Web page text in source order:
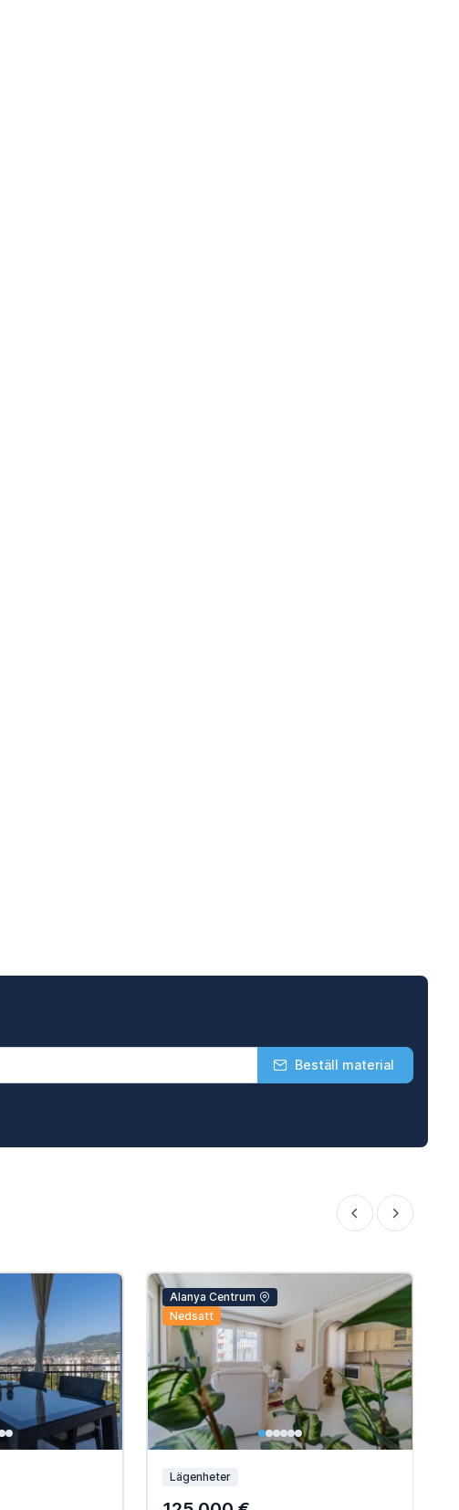
Beställ material
Alanya Centrum
Nedsatt
Lägenheter